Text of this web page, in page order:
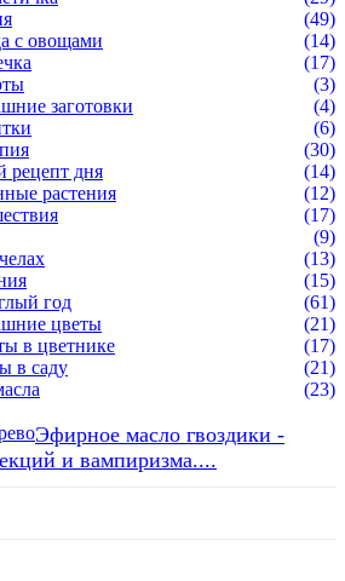
(49)
с овощами
(14)
(17)
(3)
заготовки
(4)
(6)
(30)
рецепт дня
(14)
растения
(12)
(17)
(9)
(13)
(15)
год
(61)
цветы
(21)
в цветнике
(17)
в саду
(21)
(23)
Эфирное масло гвоздики -
и вампиризма....